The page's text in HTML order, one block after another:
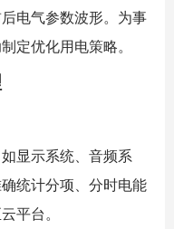
电气参数波形。为事
定优化用电策略。
显示系统、音频系
统计分项、分时电能
平台。